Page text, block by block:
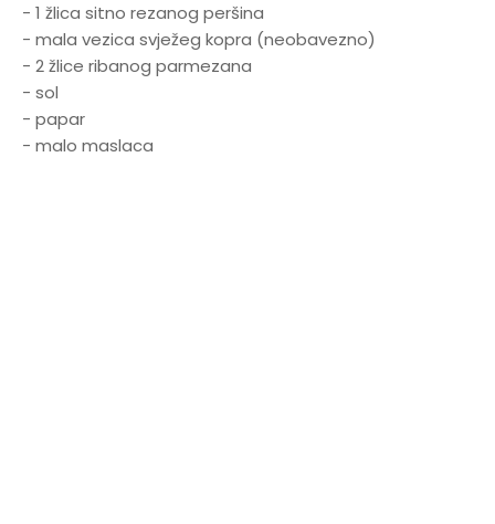
- 1 žlica sitno rezanog peršina
- mala vezica svježeg kopra (neobavezno)
- 2 žlice ribanog parmezana
- sol
- papar
- malo maslaca